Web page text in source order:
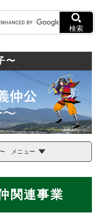
本文へ
検索
〜
〜 メニュー
関連事業